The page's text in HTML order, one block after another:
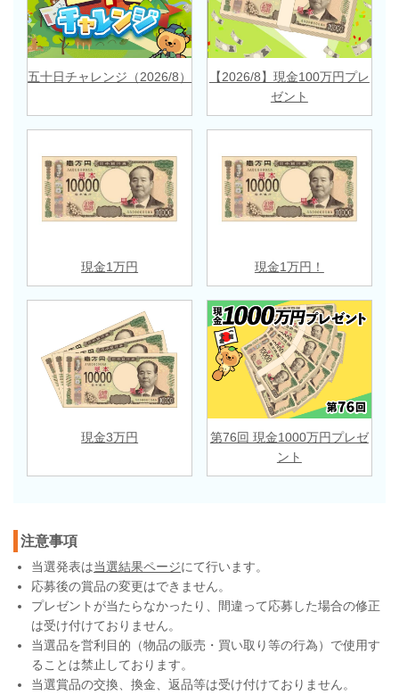
五十日チャレンジ（2026/8）
【2026/8】現金100万円プレ
ゼント
現金1万円 現金1万円！
現金3万円
第76回 現金1000万円プレゼ
ント
注意事項
当選発表は当選結果ページにて行います。
応募後の賞品の変更はできません。
プレゼントが当たらなかったり、間違って応募した場合の修正
は受け付けておりません。
当選品を営利目的（物品の販売・買い取り等の行為）で使用す
ることは禁止しております。
当選賞品の交換、換金、返品等は受け付けておりません。